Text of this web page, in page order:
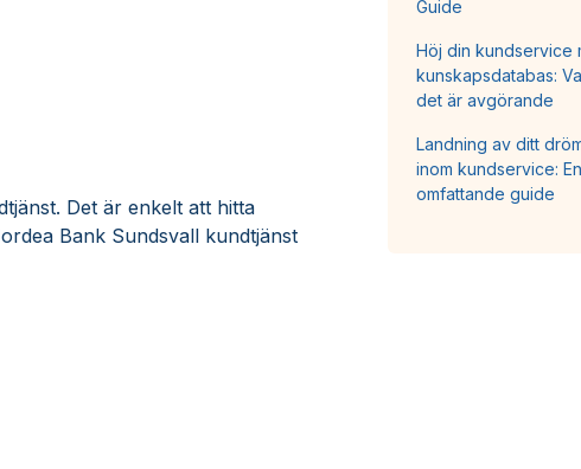
Det är enkelt att hitta
Bank Sundsvall kundtjänst
Guide
Höj din kundservice
kunskapsdatabas:
det är avgörande
Landning av ditt
inom kundservice: En
omfattande guide